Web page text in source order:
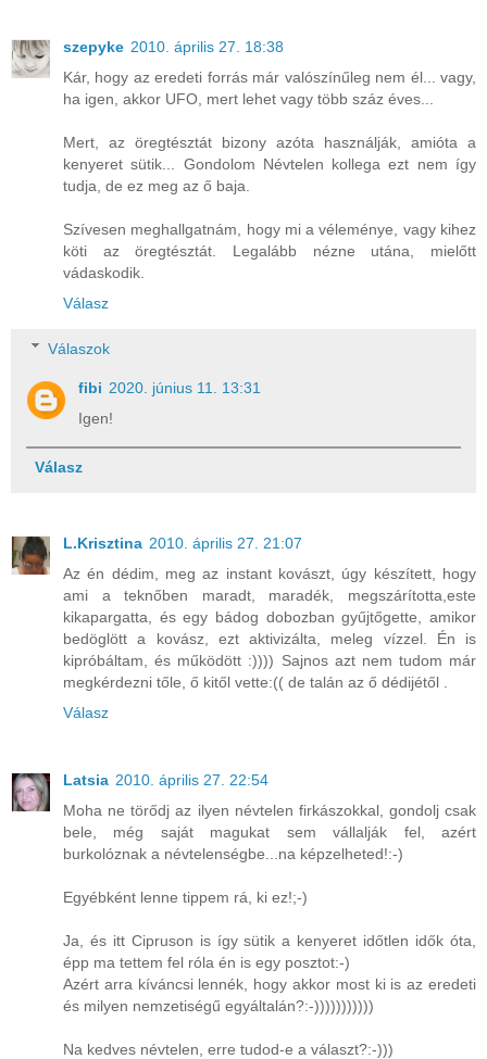
szepyke 2010. április 27. 18:38
Kár, hogy az eredeti forrás már valószínűleg nem él... vagy,
ha igen, akkor UFO, mert lehet vagy több száz éves...
Mert, az öregtésztát bizony azóta használják, amióta a
kenyeret sütik... Gondolom Névtelen kollega ezt nem így
tudja, de ez meg az ő baja.
Szívesen meghallgatnám, hogy mi a véleménye, vagy kihez
köti az öregtésztát. Legalább nézne utána, mielőtt
vádaskodik.
Válasz
Válaszok
fibi 2020. június 11. 13:31
Igen!
Válasz
L.Krisztina 2010. április 27. 21:07
Az én dédim, meg az instant kovászt, úgy készített, hogy
ami a teknőben maradt, maradék, megszárította,este
kikapargatta, és egy bádog dobozban gyűjtőgette, amikor
bedöglött a kovász, ezt aktivizálta, meleg vízzel. Én is
kipróbáltam, és működött :)))) Sajnos azt nem tudom már
megkérdezni tőle, ő kitől vette:(( de talán az ő dédijétől .
Válasz
Latsia 2010. április 27. 22:54
Moha ne törődj az ilyen névtelen firkászokkal, gondolj csak
bele, még saját magukat sem vállalják fel, azért
burkolóznak a névtelenségbe...na képzelheted!:-)
Egyébként lenne tippem rá, ki ez!;-)
Ja, és itt Cipruson is így sütik a kenyeret időtlen idők óta,
épp ma tettem fel róla én is egy posztot:-)
Azért arra kíváncsi lennék, hogy akkor most ki is az eredeti
és milyen nemzetiségű egyáltalán?:-)))))))))))
Na kedves névtelen, erre tudod-e a választ?:-)))